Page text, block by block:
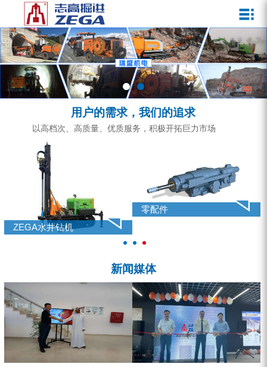
企业文化
发展历程
资质荣誉
宣传视频
公司新闻
行业动态
ZEGA一体式潜孔钻机
ZEGA地下掘进台车
ZEGA小型一体式露天钻机
ZEGA全液压顶锤钻机
零配件
锚固钻机系列
FY水井钻车系列
水井专用螺杆空压机
雾炮机
洗轮机
服务介绍
服务中心
营销网络
用户的需求，我们的追求
以高档次、高质量、优质服务，积极开拓巨力市场
ZEGA水井钻机
零配件
新闻媒体